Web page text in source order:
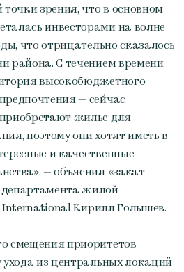
зрения, что в основном
инвесторами на волне
что отрицательно сказалось
района. С течением времени
высокобюджетного
— сейчас
жилье для
поэтому они хотят иметь в
и качественные
— объяснил «закат
жилой
Кирилл Голышев.
смещения приоритетов
ухода из центральных локаций